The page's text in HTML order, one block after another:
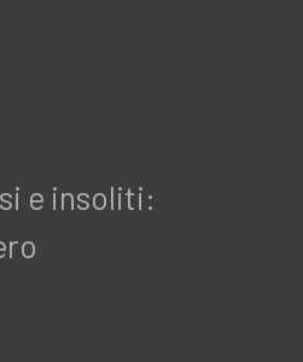
e insoliti: